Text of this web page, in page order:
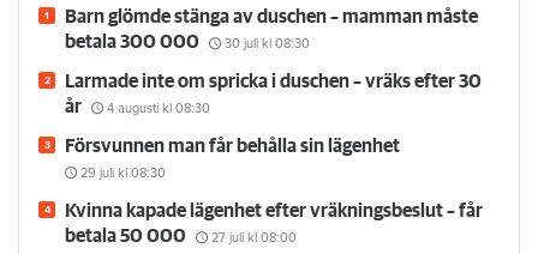
Barn glömde stänga av duschen – mamman måste
betala 300 000
30 juli kl 08:30
Larmade inte om spricka i duschen – vräks efter 30
år
4 augusti kl 08:30
Försvunnen man får behålla sin lägenhet
29 juli kl 08:30
Kvinna kapade lägenhet efter vräkningsbeslut – får
betala 50 000
27 juli kl 08:00